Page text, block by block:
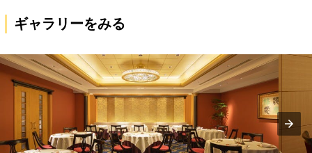
ギャラリーをみる